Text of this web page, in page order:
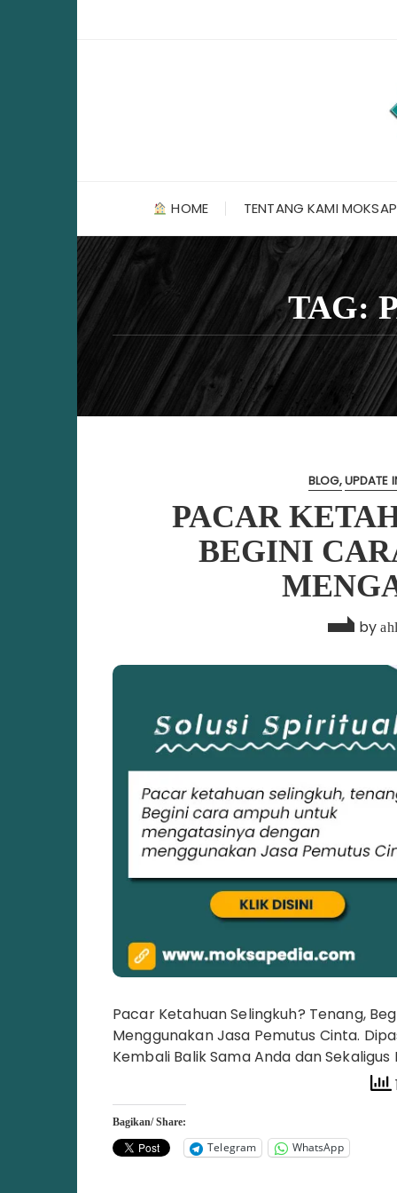
HOME TENTANG KAMI
TAG:
BLOG UPDATE
PACAR
BEGINI
by
Pacar Ketahuan Selingkuh? Tenang,
Menggunakan Jasa Pemutus Cinta.
Kembali Balik Sama Anda dan Sekaligus
Bagikan/ Share:
Telegram WhatsApp